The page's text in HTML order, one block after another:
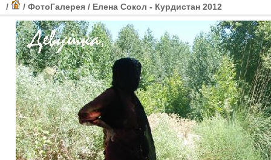
/ / ФотоГалерея / Елена Сокол - Курдистан 2012